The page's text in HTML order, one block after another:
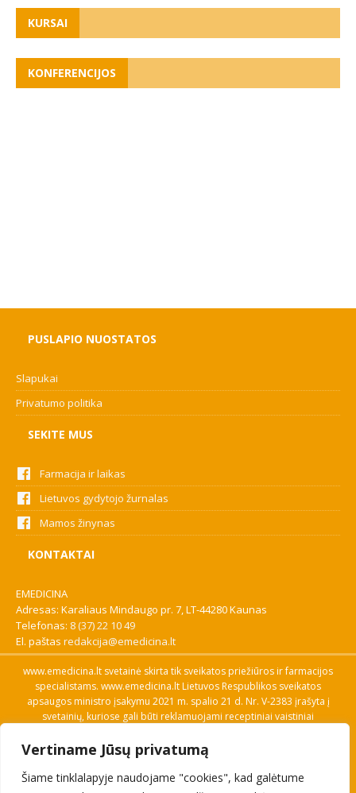
Vertiname Jūsų privatumą
Šiame tinklalapyje naudojame "cookies", kad galėtume
KURSAI
KONFERENCIJOS
PUSLAPIO NUOSTATOS
Slapukai
Privatumo politika
SEKITE MUS
Farmacija ir laikas
Lietuvos gydytojo žurnalas
Mamos žinynas
KONTAKTAI
EMEDICINA
Adresas: Karaliaus Mindaugo pr. 7, LT-44280 Kaunas
Telefonas: 8 (37) 22 10 49
El. paštas redakcija@emedicina.lt
www.emedicina.lt svetainė skirta tik sveikatos priežiūros ir farmacijos
specialistams. www.emedicina.lt Lietuvos Respublikos sveikatos
apsaugos ministro įsakymu 2021 m. spalio 21 d. Nr. V-2383 įrašyta į
svetainių, kuriose gali būti reklamuojami receptiniai vaistiniai
savo profesinę kvalifikaciją. Naudingos nuorodos: Vaistų ir medicinos
pagalbos priemonių kainų paieška, VVKT tinklalapis, Sveikatos
priežiūros ar farmacijos specialisto pranešimo apie įtariamą